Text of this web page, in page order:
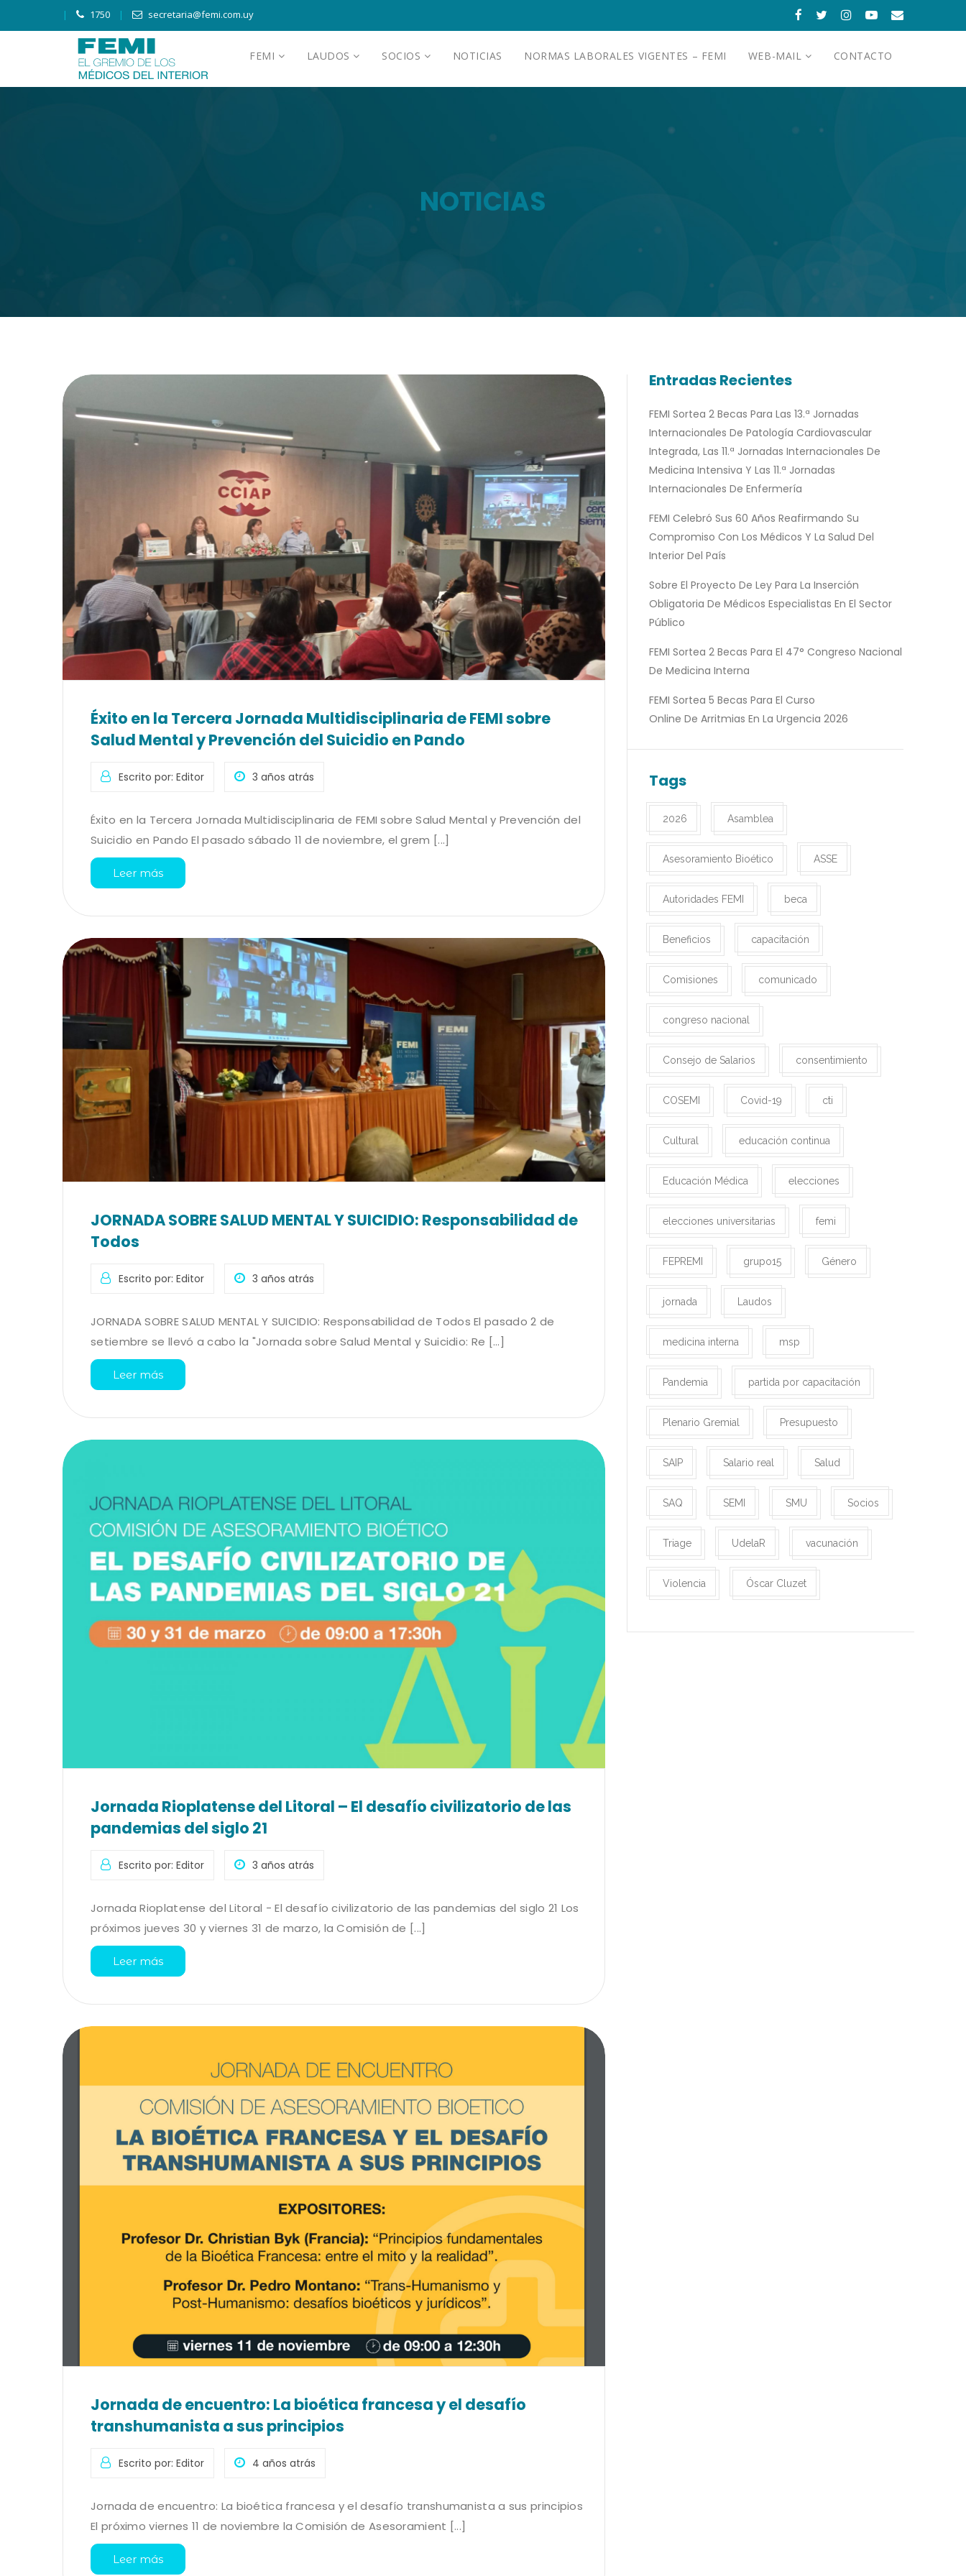
1750 secretaria@femi.com.uy
FEMI LAUDOS SOCIOS NOTICIAS NORMAS LABORALES VIGENTES – FEMI WEB-MAIL CONTACTO
NOTICIAS
Éxito en la Tercera Jornada Multidisciplinaria de FEMI sobre
Salud Mental y Prevención del Suicidio en Pando
Escrito por: Editor 3 años atrás
Éxito en la Tercera Jornada Multidisciplinaria de FEMI sobre Salud Mental y Prevención del
Suicidio en Pando El pasado sábado 11 de noviembre, el grem [...]
Leer más
JORNADA SOBRE SALUD MENTAL Y SUICIDIO: Responsabilidad de
Todos
Escrito por: Editor 3 años atrás
JORNADA SOBRE SALUD MENTAL Y SUICIDIO: Responsabilidad de Todos El pasado 2 de
setiembre se llevó a cabo la "Jornada sobre Salud Mental y Suicidio: Re [...]
Leer más
Jornada Rioplatense del Litoral – El desafío civilizatorio de las
pandemias del siglo 21
Escrito por: Editor 3 años atrás
Jornada Rioplatense del Litoral - El desafío civilizatorio de las pandemias del siglo 21 Los
próximos jueves 30 y viernes 31 de marzo, la Comisión de [...]
Leer más
Jornada de encuentro: La bioética francesa y el desafío
transhumanista a sus principios
Escrito por: Editor 4 años atrás
Jornada de encuentro: La bioética francesa y el desafío transhumanista a sus principios
El próximo viernes 11 de noviembre la Comisión de Asesoramient [...]
Leer más
Entradas Recientes
FEMI Sortea 2 Becas Para Las 13.ª Jornadas
Internacionales De Patología Cardiovascular
Integrada, Las 11.ª Jornadas Internacionales De
Medicina Intensiva Y Las 11.ª Jornadas
Internacionales De Enfermería
FEMI Celebró Sus 60 Años Reafirmando Su
Compromiso Con Los Médicos Y La Salud Del
Interior Del País
Sobre El Proyecto De Ley Para La Inserción
Obligatoria De Médicos Especialistas En El Sector
Público
FEMI Sortea 2 Becas Para El 47° Congreso Nacional
De Medicina Interna
FEMI Sortea 5 Becas Para El Curso
Online De Arritmias En La Urgencia 2026
Tags
2026 Asamblea
Asesoramiento Bioético ASSE
Autoridades FEMI beca
Beneficios capacitación
Comisiones comunicado
congreso nacional
Consejo de Salarios consentimiento
COSEMI Covid-19 cti
Cultural educación continua
Educación Médica elecciones
elecciones universitarias femi
FEPREMI grupo15 Género
jornada Laudos
medicina interna msp
Pandemia partida por capacitación
Plenario Gremial Presupuesto
SAIP Salario real Salud
SAQ SEMI SMU Socios
Triage UdelaR vacunación
Violencia Óscar Cluzet